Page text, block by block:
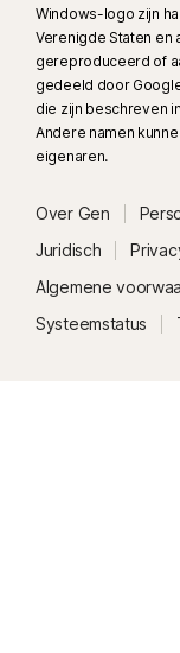
Windows-logo zijn
Verenigde Staten en
gereproduceerd of
gedeeld door
die zijn beschreven
Andere namen
eigenaren.
Over Gen
Juridisch
Algemene
Systeemstatus